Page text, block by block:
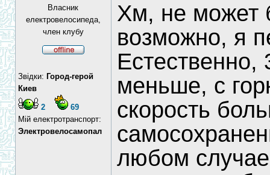
Власник
електровелосипеда,
член клубу
Звідки: Город-герой
Киев
2
69
Мій електротранспорт:
Электровелосамопал
Хм, не может
возможно, я
Естественно,
меньше, с
скорость
любом